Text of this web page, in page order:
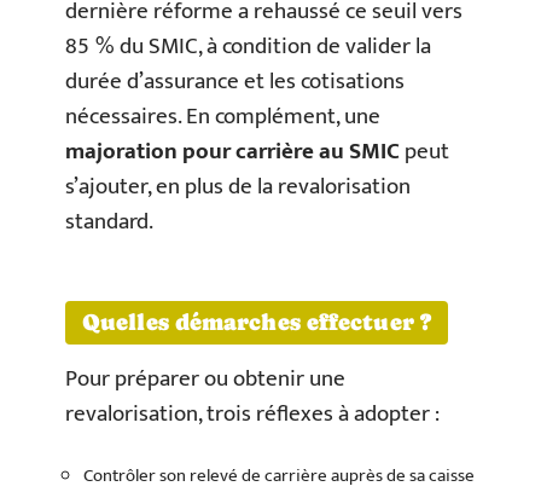
dernière réforme a rehaussé ce seuil vers
85 % du SMIC, à condition de valider la
durée d’assurance et les cotisations
nécessaires. En complément, une
majoration pour carrière au SMICpeut
s’ajouter, en plus de la revalorisation
standard.
Quelles démarches effectuer ?
Pour préparer ou obtenir une
revalorisation, trois réflexes à adopter :
Contrôler son relevé de carrière auprès de sa caisse